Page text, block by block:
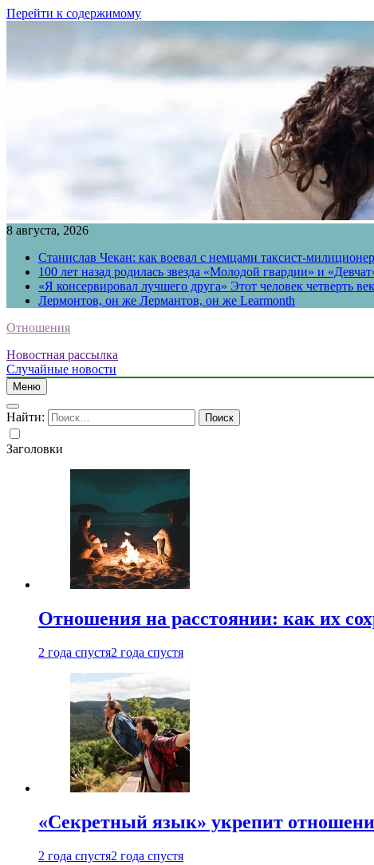
Перейти к содержимому
8 августа, 2026
Станислав Чекан: как воевал с немцами таксист-
100 лет назад родилась звезда «Молодой гвардии» и
«Я консервировал лучшего друга» Этот человек четверть
Лермонтов, он же Лермантов, он же Learmonth
Отношения
Новостная рассылка
Случайные новости
Меню
Найти:
Заголовки
Отношения на расстоянии: как их
2 года спустя2 года спустя
«Секретный язык» укрепит
2 года спустя2 года спустя